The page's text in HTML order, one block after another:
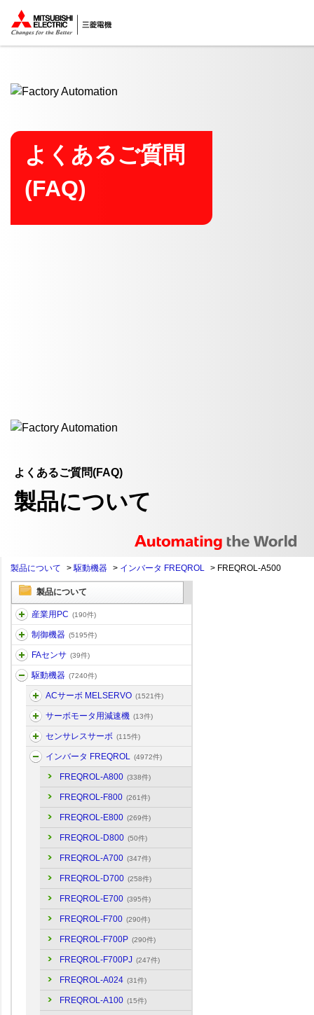
ここから本文
よくあるご質問
(FAQ)
よくあるご質問(FAQ)
製品について
製品について >駆動機器 > インバータ FREQROL > FREQROL-A500
製品について
産業用PC (190件)
制御機器 (5195件)
FAセンサ (39件)
駆動機器 (7240件)
ACサーボ MELSERVO (1521件)
サーボモータ用減速機 (13件)
センサレスサーボ (115件)
インバータ FREQROL (4972件)
FREQROL-A800 (338件)
FREQROL-F800 (261件)
FREQROL-E800 (269件)
FREQROL-D800 (50件)
FREQROL-A700 (347件)
FREQROL-D700 (258件)
FREQROL-E700 (395件)
FREQROL-F700 (290件)
FREQROL-F700P (290件)
FREQROL-F700PJ (247件)
FREQROL-A024 (31件)
FREQROL-A100 (15件)